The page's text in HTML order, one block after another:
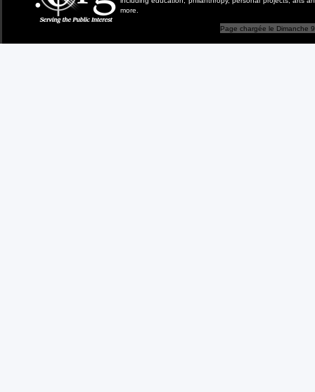
more.
Page chargée le Dimanche